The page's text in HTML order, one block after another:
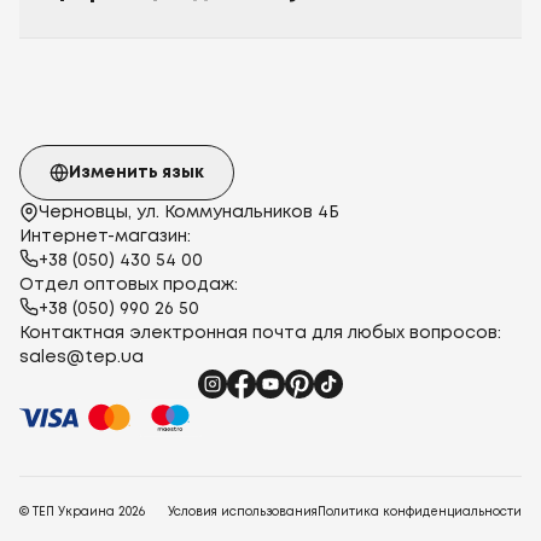
Черновцы, ул. Коммунальников 4Б
Интернет-магазин:
+38 (050) 430 54 00
Отдел оптовых продаж:
+38 (050) 990 26 50
Контактная электронная почта для любых вопросов:
sales@tep.ua
Изменить язык
© ТЕП Украина 2026 Условия использования Политика конфиденциальности